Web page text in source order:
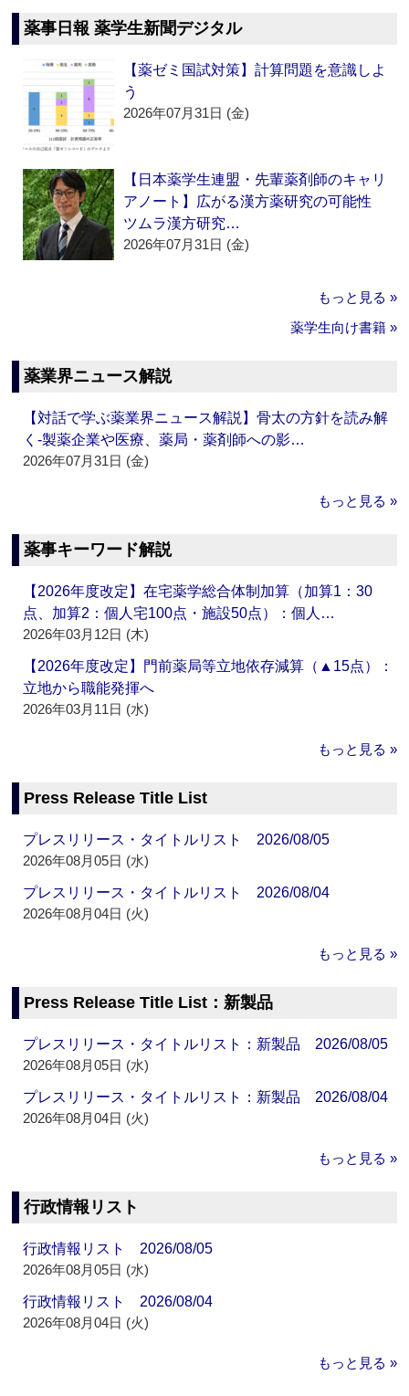
薬事日報 薬学生新聞デジタル
【薬ゼミ国試対策】計算問題を意識しよ
う
2026年07月31日 (金)
【日本薬学生連盟・先輩薬剤師のキャリ
アノート】広がる漢方薬研究の可能性
ツムラ漢方研究…
2026年07月31日 (金)
もっと見る »
薬学生向け書籍 »
薬業界ニュース解説
【対話で学ぶ薬業界ニュース解説】骨太の方針を読み解
く‐製薬企業や医療、薬局・薬剤師への影…
2026年07月31日 (金)
もっと見る »
薬事キーワード解説
【2026年度改定】在宅薬学総合体制加算（加算1：30
点、加算2：個人宅100点・施設50点）：個人…
2026年03月12日 (木)
【2026年度改定】門前薬局等立地依存減算（▲15点）：
立地から職能発揮へ
2026年03月11日 (水)
もっと見る »
Press Release Title List
プレスリリース・タイトルリスト 2026/08/05
2026年08月05日 (水)
プレスリリース・タイトルリスト 2026/08/04
2026年08月04日 (火)
もっと見る »
Press Release Title List：新製品
プレスリリース・タイトルリスト：新製品 2026/08/05
2026年08月05日 (水)
プレスリリース・タイトルリスト：新製品 2026/08/04
2026年08月04日 (火)
もっと見る »
行政情報リスト
行政情報リスト 2026/08/05
2026年08月05日 (水)
行政情報リスト 2026/08/04
2026年08月04日 (火)
もっと見る »